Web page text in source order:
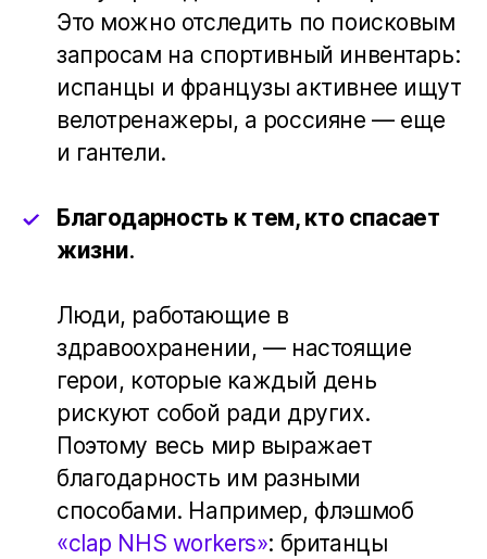
Это можно отследить по поисковым
запросам на спортивный инвентарь:
испанцы и французы активнее ищут
велотренажеры, а россияне — еще
и гантели.
Благодарность к тем, кто спасает
жизни.
Люди, работающие в
здравоохранении, — настоящие
герои, которые каждый день
рискуют собой ради других.
Поэтому весь мир выражает
благодарность им разными
способами. Например, флэшмоб
«clap NHS workers»: британцы